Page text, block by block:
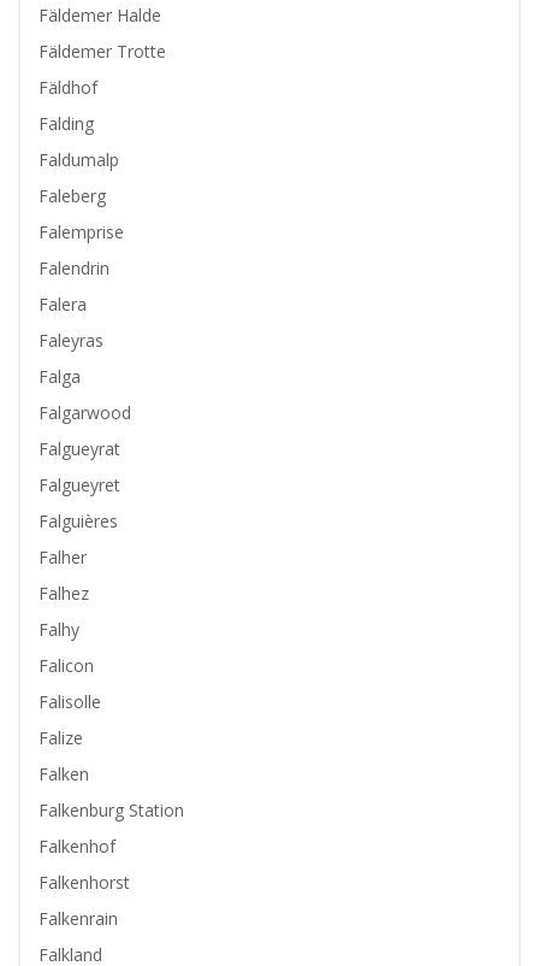
Fäldemer Halde
Fäldemer Trotte
Fäldhof
Falding
Faldumalp
Faleberg
Falemprise
Falendrin
Falera
Faleyras
Falga
Falgarwood
Falgueyrat
Falgueyret
Falguières
Falher
Falhez
Falhy
Falicon
Falisolle
Falize
Falken
Falkenburg Station
Falkenhof
Falkenhorst
Falkenrain
Falkland